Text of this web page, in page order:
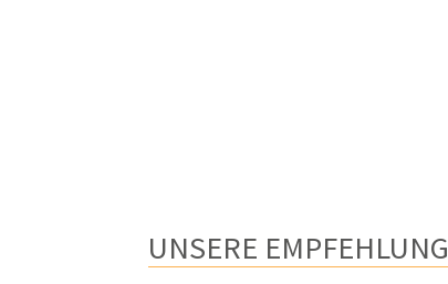
UNSERE EMPFEHLUNG